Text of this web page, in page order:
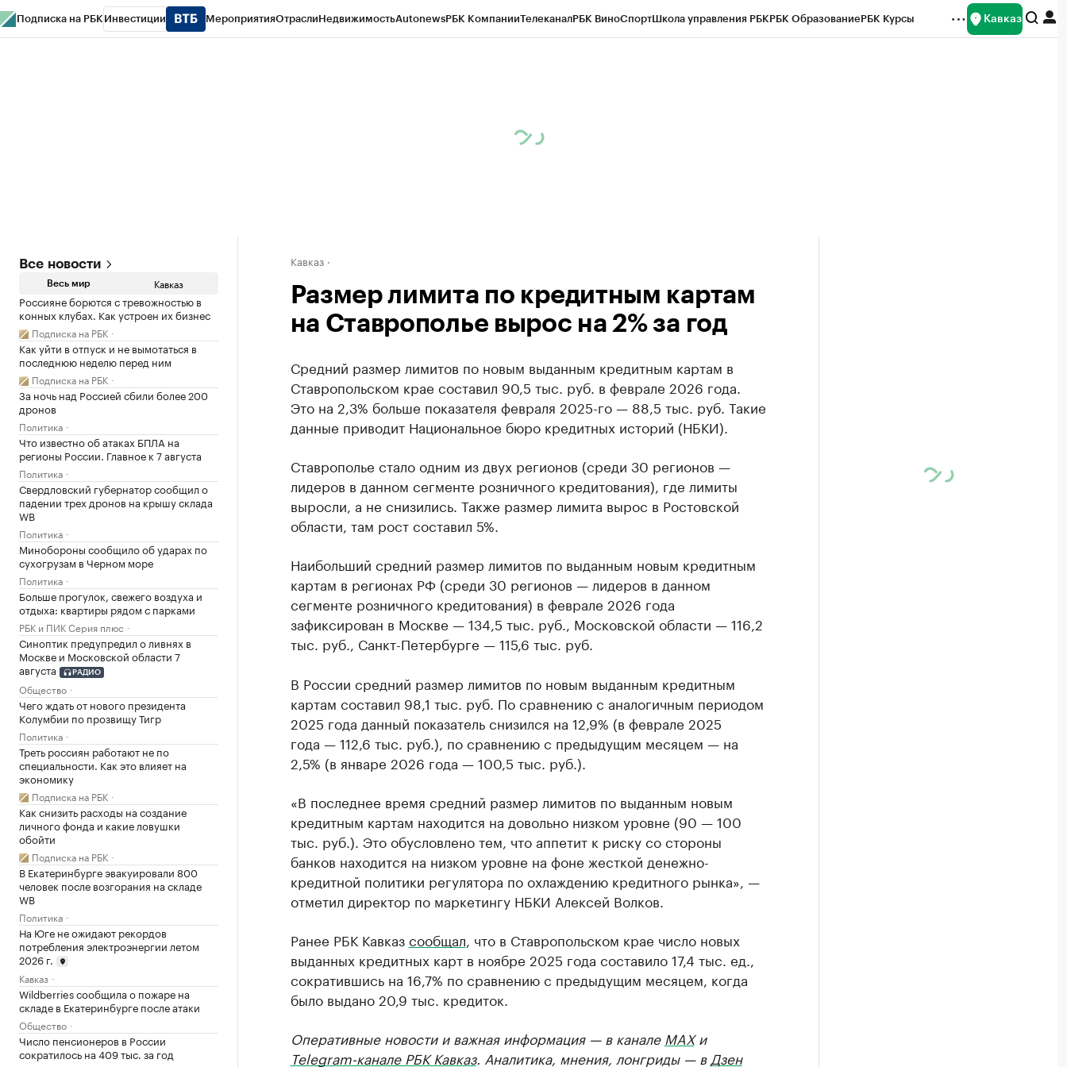
Подписка на РБК Инвестиции МероприятияОтраслиНедвижимостьAutonewsРБК КомпанииТелеканалРБК ВиноСпортШкола управления РБКРБК ОбразованиеРБК Курсы Кавказ
Все новости
Весь мир Кавказ
Россияне борются с тревожностью в
конных клубах. Как устроен их бизнес
Подписка на РБК
Как уйти в отпуск и не вымотаться в
последнюю неделю перед ним
Подписка на РБК
За ночь над Россией сбили более 200
дронов
Политика
Что известно об атаках БПЛА на
регионы России. Главное к 7 августа
Политика
Свердловский губернатор сообщил о
падении трех дронов на крышу склада
WB
Политика
Минобороны сообщило об ударах по
сухогрузам в Черном море
Политика
Больше прогулок, свежего воздуха и
отдыха: квартиры рядом с парками
РБК и ПИК Серия плюс
Синоптик предупредил о ливнях в
Москве и Московской области 7
августа
РАДИО
Общество
Чего ждать от нового президента
Колумбии по прозвищу Тигр
Политика
Треть россиян работают не по
специальности. Как это влияет на
экономику
Подписка на РБК
Как снизить расходы на создание
личного фонда и какие ловушки
обойти
Подписка на РБК
В Екатеринбурге эвакуировали 800
человек после возгорания на складе
WB
Политика
На Юге не ожидают рекордов
потребления электроэнергии летом
2026 г.
Кавказ
Wildberries сообщила о пожаре на
складе в Екатеринбурге после атаки
Общество
Число пенсионеров в России
сократилось на 409 тыс. за год
Кавказ
Размер лимита по кредитным картам
на Ставрополье вырос на 2% за год
Средний размер лимитов по новым выданным кредитным картам в
Ставропольском крае составил 90,5 тыс. руб. в феврале 2026 года.
Это на 2,3% больше показателя февраля 2025-го — 88,5 тыс. руб. Такие
данные приводит Национальное бюро кредитных историй (НБКИ).
Ставрополье стало одним из двух регионов (среди 30 регионов —
лидеров в данном сегменте розничного кредитования), где лимиты
выросли, а не снизились. Также размер лимита вырос в Ростовской
области, там рост составил 5%.
Наибольший средний размер лимитов по выданным новым кредитным
картам в регионах РФ (среди 30 регионов — лидеров в данном
сегменте розничного кредитования) в феврале 2026 года
зафиксирован в Москве — 134,5 тыс. руб., Московской области — 116,2
тыс. руб., Санкт-Петербурге — 115,6 тыс. руб.
В России средний размер лимитов по новым выданным кредитным
картам составил 98,1 тыс. руб. По сравнению с аналогичным периодом
2025 года данный показатель снизился на 12,9% (в феврале 2025
года — 112,6 тыс. руб.), по сравнению с предыдущим месяцем — на
2,5% (в январе 2026 года — 100,5 тыс. руб.).
«В последнее время средний размер лимитов по выданным новым
кредитным картам находится на довольно низком уровне (90 — 100
тыс. руб.). Это обусловлено тем, что аппетит к риску со стороны
банков находится на низком уровне на фоне жесткой денежно-
кредитной политики регулятора по охлаждению кредитного рынка», —
отметил директор по маркетингу НБКИ Алексей Волков.
Ранее РБК Кавказсообщал , что в Ставропольском крае число новых
выданных кредитных карт в ноябре 2025 года составило 17,4 тыс. ед.,
сократившись на 16,7% по сравнению с предыдущим месяцем, когда
было выдано 20,9 тыс. кредиток.
Оперативные новости и важная информация — в канале MAXи
Telegram-канале РБК Кавказ. Аналитика, мнения, лонгриды — в Дзен